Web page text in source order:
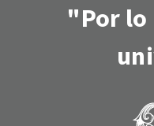
"Por lo